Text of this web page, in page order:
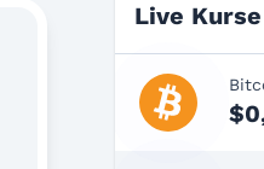
Live Kurse